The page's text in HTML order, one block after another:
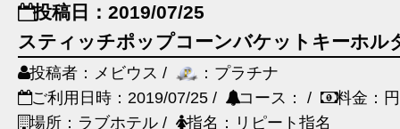
投稿日：2019/07/25
スティッチポップコーンバケットキーホル
投稿者：メビウス /
：プラチナ
ご利用日時：2019/07/25 /
コース： /
料金：円
場所：ラブホテル /
指名：リピート指名